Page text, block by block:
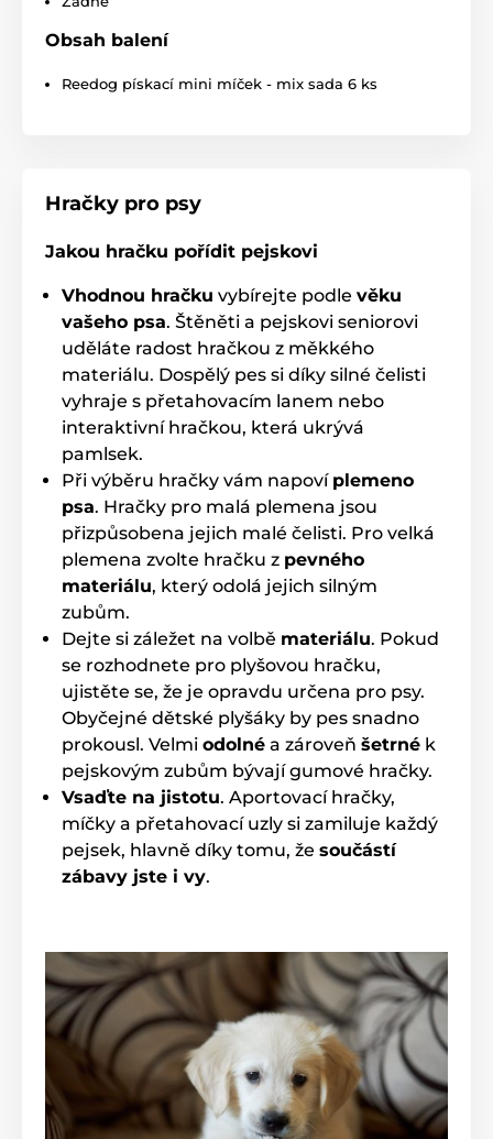
Míčky
% Hračky
Obsah balení
Reedog pískací mini míček - mix sada 6 ks
Hračky pro psy
Jakou hračku pořídit pejskovi
Vhodnou hračku vybírejte podle věku
vašeho psa. Štěněti a pejskovi seniorovi
uděláte radost hračkou z měkkého
materiálu. Dospělý pes si díky silné čelisti
vyhraje s přetahovacím lanem nebo
interaktivní hračkou, která ukrývá
pamlsek.
Při výběru hračky vám napoví plemeno
psa. Hračky pro malá plemena jsou
přizpůsobena jejich malé čelisti. Pro velká
plemena zvolte hračku z pevného
materiálu, který odolá jejich silným
zubům.
Dejte si záležet na volbě materiálu. Pokud
se rozhodnete pro plyšovou hračku,
ujistěte se, že je opravdu určena pro psy.
Obyčejné dětské plyšáky by pes snadno
prokousl. Velmi odolné a zároveň šetrné k
pejskovým zubům bývají gumové hračky.
Vsaďte na jistotu. Aportovací hračky,
míčky a přetahovací uzly si zamiluje každý
pejsek, hlavně díky tomu, že součástí
zábavy jste i vy.